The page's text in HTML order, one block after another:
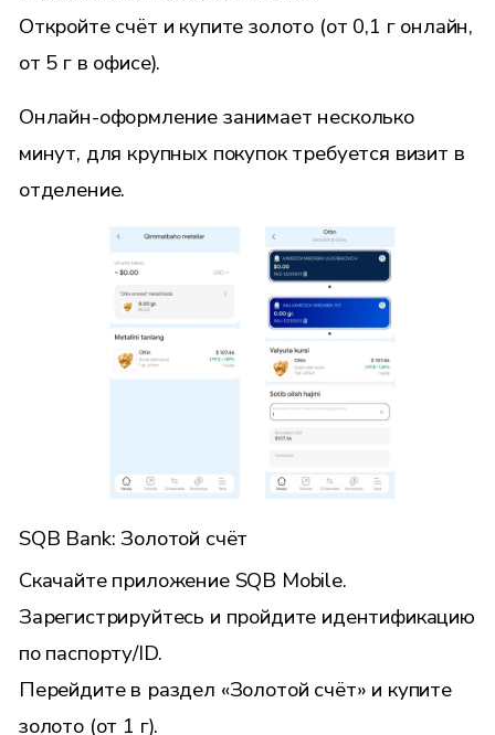
Откройте счёт и купите золото (от 0,1 г онлайн,
от 5 г в офисе).
Онлайн-оформление занимает несколько
минут, для крупных покупок требуется визит в
отделение.
SQB Bank: Золотой счёт
Скачайте приложениеSQB Mobile.
Зарегистрируйтесь и пройдите идентификацию
по паспорту/ID.
Перейдите в раздел «Золотой счёт» и купите
золото (от 1 г).